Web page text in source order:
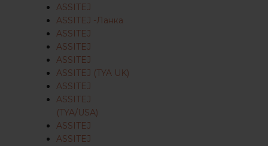
ASSITEJ
ASSITEJ -Ланка
ASSITEJ
ASSITEJ
ASSITEJ
ASSITEJ (TYA UK)
ASSITEJ
ASSITEJ
(TYA/USA)
ASSITEJ
ASSITEJ